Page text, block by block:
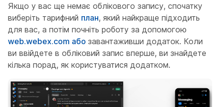
Якщо у вас ще немає облікового запису, спочатку
виберіть тарифний план, який найкраще підходить
для вас, а потім почніть роботу за допомогою
web.webex.com або завантаживши додаток. Коли
ви ввійдете в обліковий запис вперше, ви знайдете
кілька порад, як користуватися додатком.